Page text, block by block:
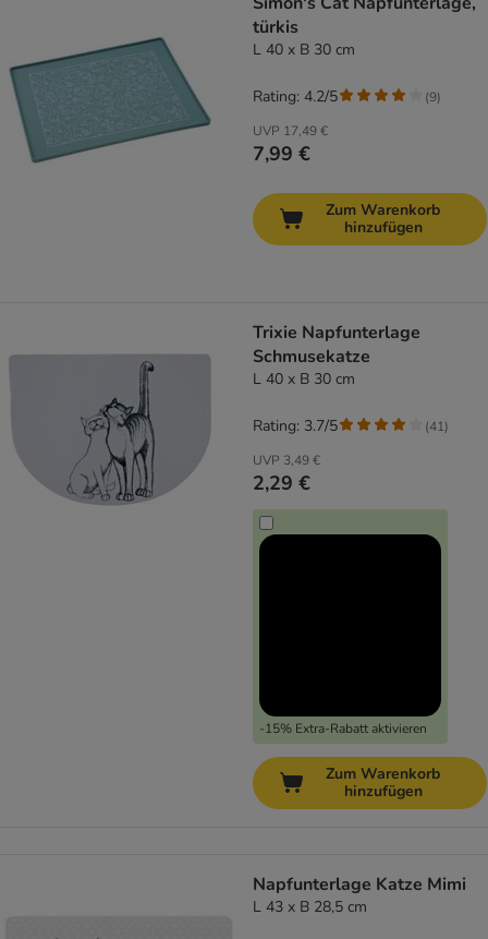
türkis
L 40 x B 30 cm
UVP 17,49 €
7,99 €
Rating: 4.2/5 (9)
Zum Warenkorb
hinzufügen
Trixie Napfunterlage
Schmusekatze
L 40 x B 30 cm
UVP 3,49 €
2,29 €
-15% Extra-Rabatt aktivieren
Rating: 3.7/5 (41)
Zum Warenkorb
hinzufügen
Napfunterlage Katze Mimi
L 43 x B 28,5 cm